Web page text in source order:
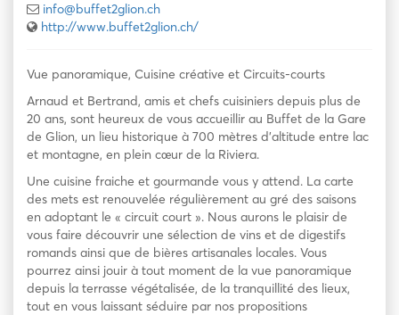
info@buffet2glion.ch
http://www.buffet2glion.ch/
Vue panoramique, Cuisine créative et Circuits-courts
Arnaud et Bertrand, amis et chefs cuisiniers depuis plus de
20 ans, sont heureux de vous accueillir au Buffet de la Gare
de Glion, un lieu historique à 700 mètres d’altitude entre lac
et montagne, en plein cœur de la Riviera.
Une cuisine fraiche et gourmande vous y attend. La carte
des mets est renouvelée régulièrement au gré des saisons
en adoptant le « circuit court ». Nous aurons le plaisir de
vous faire découvrir une sélection de vins et de digestifs
romands ainsi que de bières artisanales locales. Vous
pourrez ainsi jouir à tout moment de la vue panoramique
depuis la terrasse végétalisée, de la tranquillité des lieux,
tout en vous laissant séduire par nos propositions